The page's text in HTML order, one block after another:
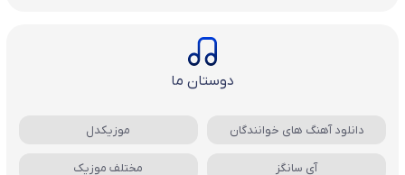
دوستان ما
دانلود آهنگ های خوانندگان موزیکدل
آی سانگز مختلف موزیک